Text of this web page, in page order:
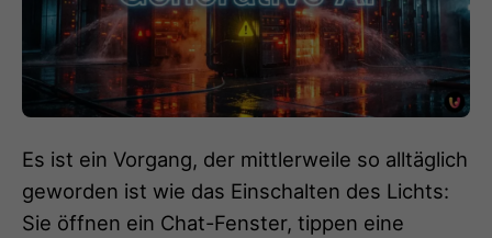
Es ist ein Vorgang, der mittlerweile so alltäglich
geworden ist wie das Einschalten des Lichts:
Sie öffnen ein Chat-Fenster, tippen eine